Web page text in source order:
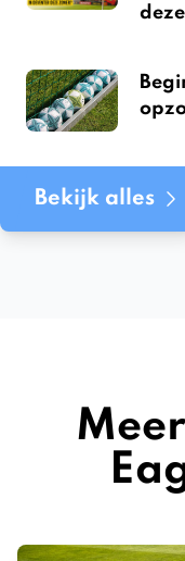
Bekijk alles